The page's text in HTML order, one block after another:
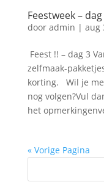
Feestweek –
door admin | aug
Feest !! – dag 3
zelfmaak-
korting. Wil je
nog volgen?Vul
het
« Vorige Pagina